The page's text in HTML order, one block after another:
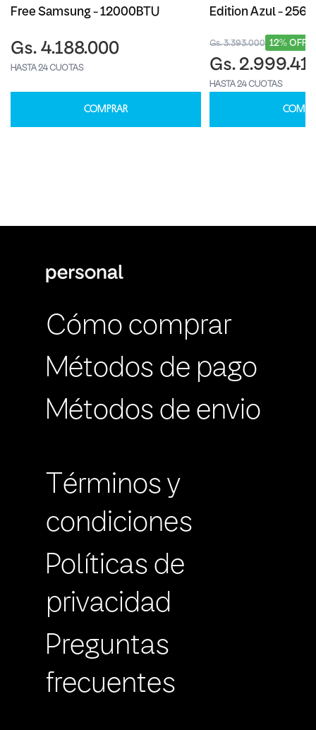
Free Samsung - 12000BTU
Gs. 4.188.000
HASTA 24 CUOTAS
COMPRAR
Edition Azul -
12% OFF
Gs. 3.393.000
Gs.
HASTA 24 CUOTAS
Cómo comprar
Métodos de pago
Métodos de envio
Términos y
condiciones
Políticas de
privacidad
Preguntas
frecuentes